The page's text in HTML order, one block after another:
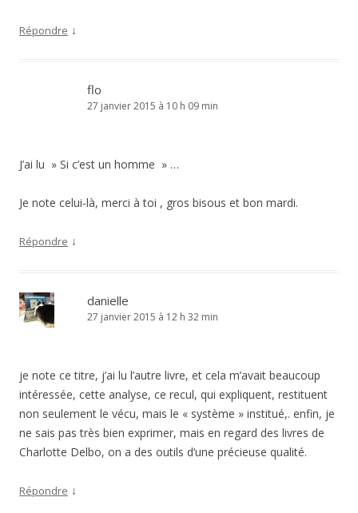
Répondre ↓
flo
27 janvier 2015 à 10 h 09 min
J’ai lu » Si c’est un homme » …
Je note celui-là, merci à toi , gros bisous et bon mardi.
Répondre ↓
danielle
27 janvier 2015 à 12 h 32 min
je note ce titre, j’ai lu l’autre livre, et cela m’avait beaucoup
intéressée, cette analyse, ce recul, qui expliquent, restituent
non seulement le vécu, mais le « système » institué,. enfin, je
ne sais pas très bien exprimer, mais en regard des livres de
Charlotte Delbo, on a des outils d’une précieuse qualité.
Répondre ↓